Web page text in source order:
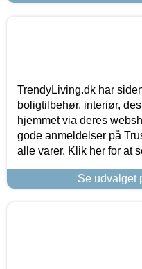
TrendyLiving.dk har
boligtilbehør, interiør,
hjemmet via deres
gode anmeldelser på
alle varer. Klik her for at
Se udvalget